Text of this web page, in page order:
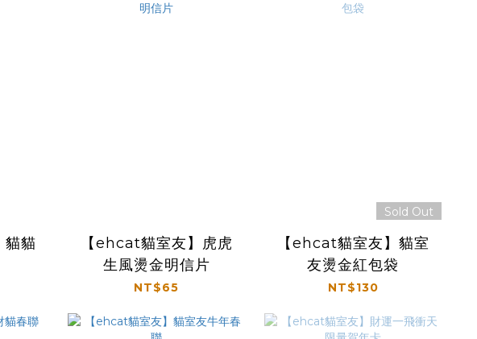
貓貓
【ehcat貓室友】虎虎
生風燙金明信片
NT$65
Sold Out
【ehcat貓室友】貓室
友燙金紅包袋
NT$130